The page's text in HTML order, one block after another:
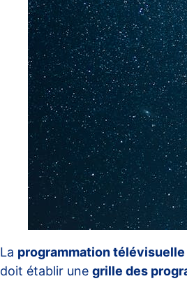
La programmation télévisuelle
doit établir une grille des